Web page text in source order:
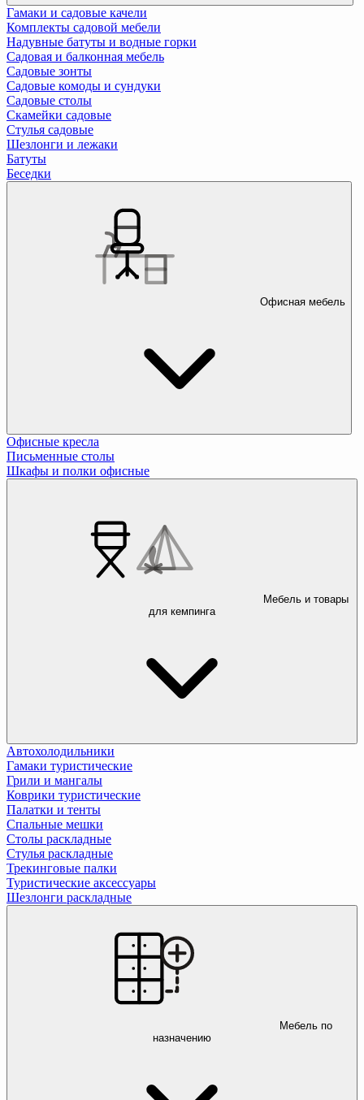
Гамаки и садовые качели
Комплекты садовой мебели
Надувные батуты и водные горки
Садовая и балконная мебель
Садовые зонты
Садовые комоды и сундуки
Садовые столы
Скамейки садовые
Стулья садовые
Шезлонги и лежаки
Батуты
Беседки
Офисная мебель
Офисные кресла
Письменные столы
Шкафы и полки офисные
Мебель и товары
для кемпинга
Автохолодильники
Гамаки туристические
Грили и мангалы
Коврики туристические
Палатки и тенты
Спальные мешки
Столы раскладные
Стулья раскладные
Трекинговые палки
Туристические аксессуары
Шезлонги раскладные
Мебель по
назначению